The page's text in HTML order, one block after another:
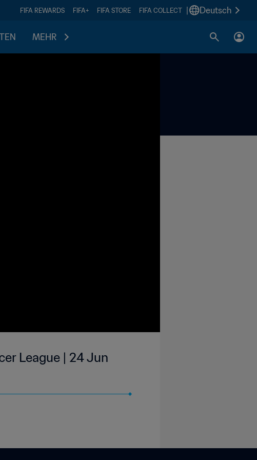
FIFA REWARDS FIFA+ FIFA STORE FIFA COLLECT Deutsch
MEHR
| 24 Jun